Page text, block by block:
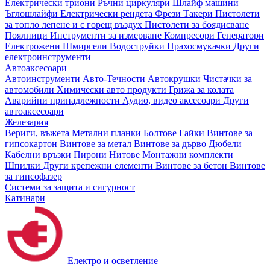
Електрически триони Ръчни циркуляри
Шлайф машини
Ъглошлайфи Електрически рендета Фрези Такери Пистолети
за топло лепене и с горещ въздух Пистолети за боядисване
Поялници Инструменти за измерване Компресори Генератори
Електрожени Шмиргели Водоструйки Прахосмукачки Други
електроинструменти
Автоаксесоари
Автоинструменти Авто-Течности Автокрушки Чистачки за
автомобили Химически авто продукти Грижа за колата
Аварийни принадлежности Аудио, видео аксесоари Други
автоаксесоари
Железария
Вериги, въжета Метални планки Болтове Гайки Винтове за
гипсокартон Винтове за метал Винтове за дърво Дюбели
Кабелни връзки Пирони Нитове Монтажни комплекти
Шпилки Други крепежни елементи Винтове за бетон Винтове
за гипсофазер
Системи за защита и сигурност
Катинари
Електро и осветление